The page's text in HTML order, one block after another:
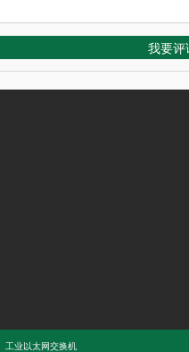
工业以太网交换机